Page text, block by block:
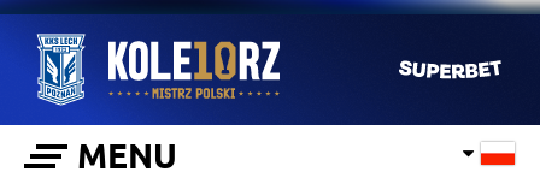
MENU